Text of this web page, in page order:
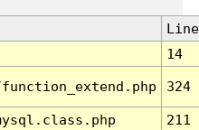
Line
14
324
211